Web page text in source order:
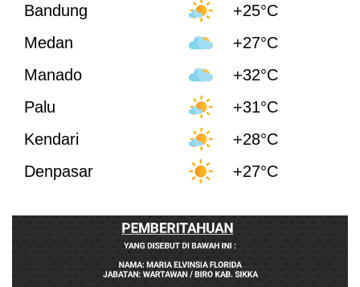
Bandung
+25°C
Medan
+27°C
Manado
+32°C
Palu
+31°C
Kendari
+28°C
Denpasar
+27°C